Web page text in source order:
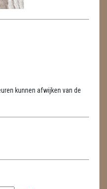
kunnen afwijken van de